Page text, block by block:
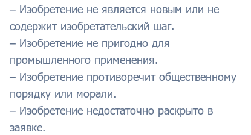
– Изобретение не является новым или не
содержит изобретательский шаг.
– Изобретение не пригодно для
промышленного применения.
– Изобретение противоречит общественному
порядку или морали.
– Изобретение недостаточно раскрыто в
заявке.